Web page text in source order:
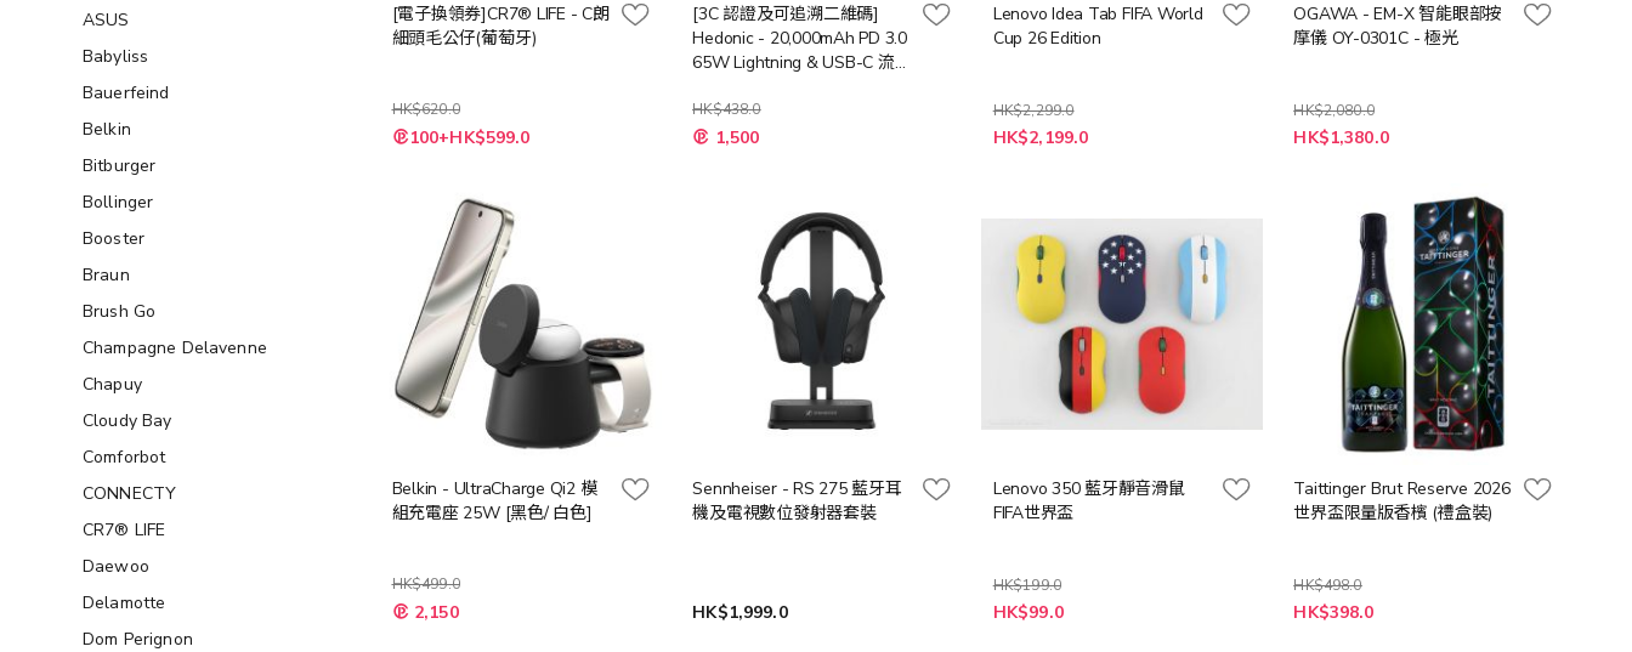
[電子換領券]CR7® LIFE - C朗
細頭毛公仔(葡萄牙)
HK$620.0
特
殊 100+HK$599.0
[3C 認證及可追溯二維碼]
Hedonic - 20,000mAh PD 3.0
65W Lightning & USB-C 流動
HK$438.0
特
殊 1,500
Lenovo Idea Tab FIFA World
Cup 26 Edition
HK$2,299.0
特
殊
HK$2,199.0
OGAWA - EM-X 智能眼部按
摩儀 OY-0301C - 極光
HK$2,080.0
特
殊
HK$1,380.0
Belkin - UltraCharge Qi2 模
組充電座 25W [黑色/ 白色]
HK$499.0
2,150
Sennheiser - RS 275 藍牙耳
機及電視數位發射器套裝
HK$1,999.0
Lenovo 350 藍牙靜音滑鼠
FIFA世界盃
HK$199.0
HK$99.0
Taittinger Brut Reserve 2026
世界盃限量版香檳 (禮盒裝)
HK$498.0
特
殊
HK$398.0
ASUS
Babyliss
Bauerfeind
Belkin
Bitburger
Bollinger
Booster
Braun
Brush Go
Champagne Delavenne
Chapuy
Cloudy Bay
Comforbot
CONNECTY
CR7® LIFE
Daewoo
Delamotte
Dom Perignon